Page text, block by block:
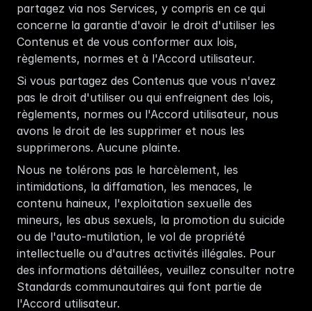
partagez via nos Services, y compris en ce qui
concerne la garantie d'avoir le droit d'utiliser les
Contenus et de vous conformer aux lois,
règlements, normes et à l'Accord utilisateur.
Si vous partagez des Contenus que vous n'avez
pas le droit d'utiliser ou qui enfreignent des lois,
règlements, normes ou l'Accord utilisateur, nous
avons le droit de les supprimer et nous les
supprimerons. Aucune plainte.
Nous ne tolérons pas le harcèlement, les
intimidations, la diffamation, les menaces, le
contenu haineux, l'exploitation sexuelle des
mineurs, les abus sexuels, la promotion du suicide
ou de l'auto-mutilation, le vol de propriété
intellectuelle ou d'autres activités illégales. Pour
Standards communautaires qui font partie de
l'Accord utilisateur.